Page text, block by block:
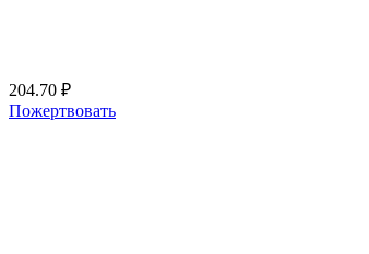
204.70 ₽
Пожертвовать